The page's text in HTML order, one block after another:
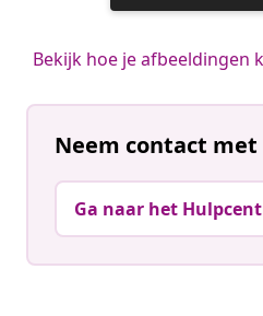
gepubliceerd
Bekijk hoe je afbeeldingen
Neem contact met
Ga naar het